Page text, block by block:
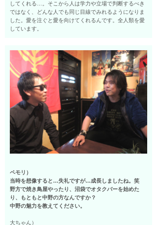
してくれる…。そこから人は学力や立場で判断するべき
ではなく、どんな人でも同じ目線でみれるようになりま
した。愛を注ぐと愛を向けてくれるんです。全人類を愛
しています。
ペモリ）
当時を想像すると…失礼ですが…成長しましたね。笑
野方で焼き鳥屋やったり、沼袋でオタクバーを始めた
り、もともと中野の方なんですか？
中野の魅力を教えてください。
大ちゃん）